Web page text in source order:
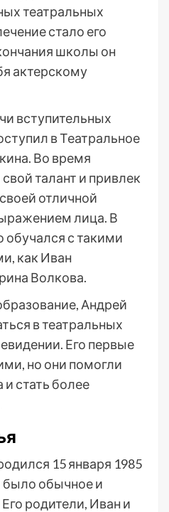
театральных
стало его
школы он
актерскому
вступительных
в Театральное
Во время
талант и привлек
отличной
лица. В
с такими
как Иван
Волкова.
Андрей
в театральных
Его первые
но они помогли
стать более
15 января 1985
было обычное и
родители, Иван и